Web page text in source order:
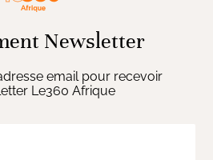
Newsletter
email pour recevoir
Le360 Afrique